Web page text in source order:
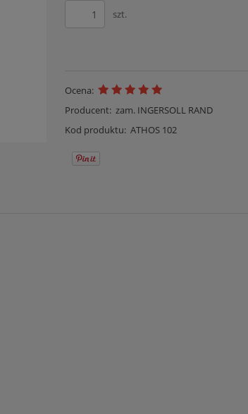
szt.
Ocena:
Producent: zam. INGERSOLL RAND
Kod produktu: ATHOS 102